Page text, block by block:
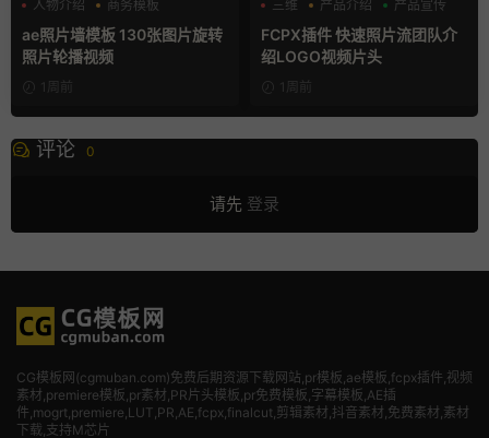
人物介绍
商务模板
幻灯片
ae照片墙模板 130张图片旋转
照片轮播视频
1周前
三维
产品介绍 产品宣传
FCPX插件 快速照片流团队介
绍LOGO视频片头
1周前
评论 0
请先 登录
CG模板网(cgmuban.com)免费后期资源下载网站,pr模板,ae模板,fcpx插件,视频
素材 ,premiere模板,pr素材,PR片头模板,pr免费模板,字幕模板,AE插
件,mogrt,premiere,LUT,PR,AE,fcpx,finalcut,剪辑素材,抖音素材,免费素材,素材
下载,支持M芯片